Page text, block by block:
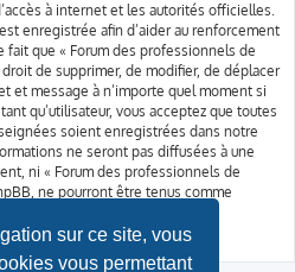
sur ce site, vous
vous permettant
à internet et les autorités officielles.
enregistrée afin d’aider au renforcement
que « Forum des professionnels de
de supprimer, de modifier, de déplacer
et message à n’importe quel moment si
qu’utilisateur, vous acceptez que toutes
soient enregistrées dans notre
ne seront pas diffusées à une
ni « Forum des professionnels de
ne pourront être tenus comme